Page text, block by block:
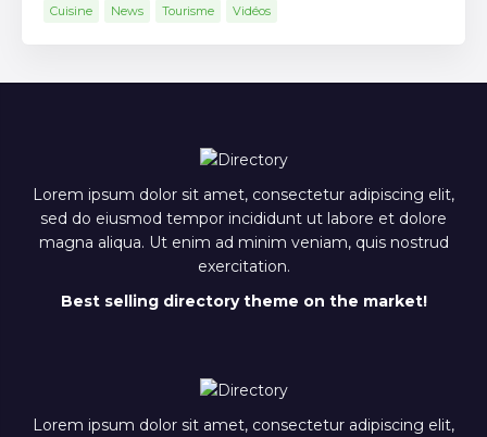
Cuisine News Tourisme Vidéos
Lorem ipsum dolor sit amet, consectetur adipiscing elit,
sed do eiusmod tempor incididunt ut labore et dolore
magna aliqua. Ut enim ad minim veniam, quis nostrud
exercitation.
Best selling directory theme on the market!
Lorem ipsum dolor sit amet, consectetur adipiscing elit,